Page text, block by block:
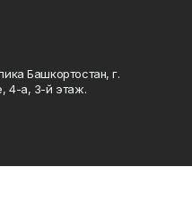
Башкортостан, г.
4-а, 3-й этаж.